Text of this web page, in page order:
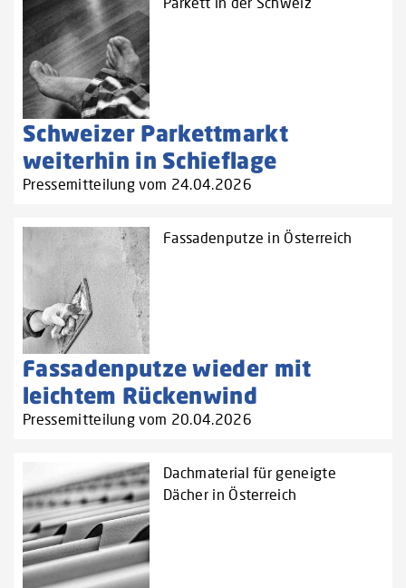
Schweizer Parkettmarkt
weiterhin in Schieflage
Pressemitteilung vom 24.04.2026
Fassadenputze in Österreich
Fassadenputze wieder mit
leichtem Rückenwind
Pressemitteilung vom 20.04.2026
Dachmaterial für geneigte
Dächer in Österreich